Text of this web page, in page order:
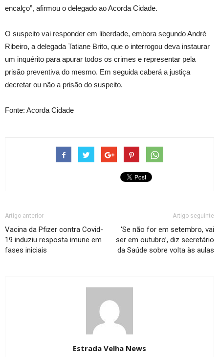
encalço”, afirmou o delegado ao Acorda Cidade.
O suspeito vai responder em liberdade, embora segundo André
Ribeiro, a delegada Tatiane Brito, que o interrogou deva instaurar
um inquérito para apurar todos os crimes e representar pela
prisão preventiva do mesmo. Em seguida caberá a justiça
decretar ou não a prisão do suspeito.
Fonte: Acorda Cidade
Artigo anterior
Vacina da Pfizer contra Covid-
19 induziu resposta imune em
fases iniciais
Artigo seguinte
‘Se não for em setembro, vai
ser em outubro’, diz secretário
da Saúde sobre volta às aulas
Estrada Velha News